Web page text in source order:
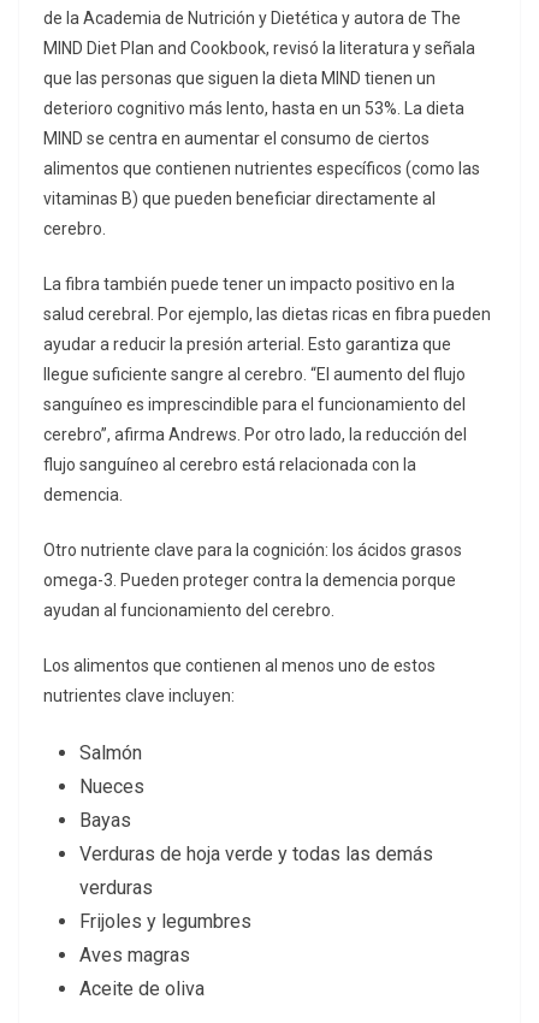
de la Academia de Nutrición y Dietética y autora de The
MIND Diet Plan and Cookbook, revisó la literatura y señala
que las personas que siguen la dieta MIND tienen un
deterioro cognitivo más lento, hasta en un 53%. La dieta
MIND se centra en aumentar el consumo de ciertos
alimentos que contienen nutrientes específicos (como las
vitaminas B) que pueden beneficiar directamente al
cerebro.
La fibra también puede tener un impacto positivo en la
salud cerebral. Por ejemplo, las dietas ricas en fibra pueden
ayudar a reducir la presión arterial. Esto garantiza que
llegue suficiente sangre al cerebro. “El aumento del flujo
sanguíneo es imprescindible para el funcionamiento del
cerebro”, afirma Andrews. Por otro lado, la reducción del
flujo sanguíneo al cerebro está relacionada con la
demencia.
Otro nutriente clave para la cognición: los ácidos grasos
omega-3. Pueden proteger contra la demencia porque
ayudan al funcionamiento del cerebro.
Los alimentos que contienen al menos uno de estos
nutrientes clave incluyen:
Salmón
Nueces
Bayas
Verduras de hoja verde y todas las demás
verduras
Frijoles y legumbres
Aves magras
Aceite de oliva